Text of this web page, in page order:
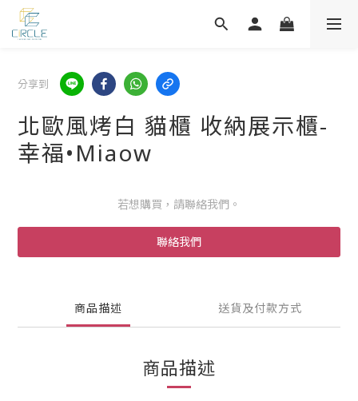
分享到
北歐風烤白 貓櫃 收納展示櫃-
幸福•Miaow
若想購買，請聯絡我們。
聯絡我們
商品描述 送貨及付款方式
商品描述